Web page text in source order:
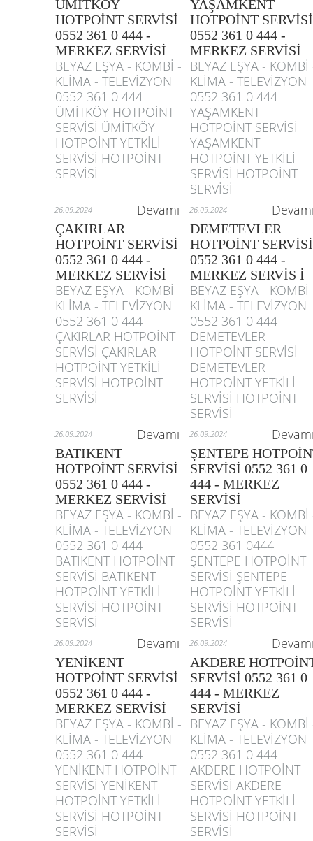
ÜMİTKÖY
HOTPOİNT SERVİSİ
0552 361 0 444 -
MERKEZ SERVİSİ
YAŞAMKENT
HOTPOİNT SERVİSİ
0552 361 0 444 -
MERKEZ SERVİSİ
BEYAZ EŞYA - KOMBİ -
KLİMA - TELEVİZYON
0552 361 0 444
ÜMİTKÖY HOTPOİNT
SERVİSİ ÜMİTKÖY
HOTPOİNT YETKİLİ
SERVİSİ HOTPOİNT
SERVİSİ
BEYAZ EŞYA - KOMBİ
KLİMA - TELEVİZYON
0552 361 0 444
YAŞAMKENT
HOTPOİNT SERVİSİ
YAŞAMKENT
HOTPOİNT YETKİLİ
SERVİSİ HOTPOİNT
SERVİSİ
26.09.2024 Devamı 26.09.2024
ÇAKIRLAR
HOTPOİNT SERVİSİ
0552 361 0 444 -
MERKEZ SERVİSİ
DEMETEVLER
HOTPOİNT SERVİSİ
0552 361 0 444 -
MERKEZ SERVİS İ
BEYAZ EŞYA - KOMBİ -
KLİMA - TELEVİZYON
0552 361 0 444
ÇAKIRLAR HOTPOİNT
SERVİSİ ÇAKIRLAR
HOTPOİNT YETKİLİ
SERVİSİ HOTPOİNT
SERVİSİ
BEYAZ EŞYA - KOMBİ
KLİMA - TELEVİZYON
0552 361 0 444
DEMETEVLER
HOTPOİNT SERVİSİ
DEMETEVLER
HOTPOİNT YETKİLİ
SERVİSİ HOTPOİNT
SERVİSİ
26.09.2024 Devamı 26.09.2024
BATIKENT
HOTPOİNT SERVİSİ
0552 361 0 444 -
MERKEZ SERVİSİ
ŞENTEPE
SERVİSİ 0552 361 0
444 - MERKEZ
SERVİSİ
BEYAZ EŞYA - KOMBİ -
KLİMA - TELEVİZYON
0552 361 0 444
BATIKENT HOTPOİNT
SERVİSİ BATIKENT
HOTPOİNT YETKİLİ
SERVİSİ HOTPOİNT
SERVİSİ
BEYAZ EŞYA - KOMBİ
KLİMA - TELEVİZYON
0552 361 0444
ŞENTEPE HOTPOİNT
SERVİSİ ŞENTEPE
HOTPOİNT YETKİLİ
SERVİSİ HOTPOİNT
SERVİSİ
26.09.2024 Devamı 26.09.2024
YENİKENT
HOTPOİNT SERVİSİ
0552 361 0 444 -
MERKEZ SERVİSİ
AKDERE
SERVİSİ 0552 361 0
444 - MERKEZ
SERVİSİ
BEYAZ EŞYA - KOMBİ -
KLİMA - TELEVİZYON
0552 361 0 444
YENİKENT HOTPOİNT
SERVİSİ YENİKENT
HOTPOİNT YETKİLİ
SERVİSİ HOTPOİNT
SERVİSİ
BEYAZ EŞYA - KOMBİ
KLİMA - TELEVİZYON
0552 361 0 444
AKDERE HOTPOİNT
SERVİSİ AKDERE
HOTPOİNT YETKİLİ
SERVİSİ HOTPOİNT
SERVİSİ